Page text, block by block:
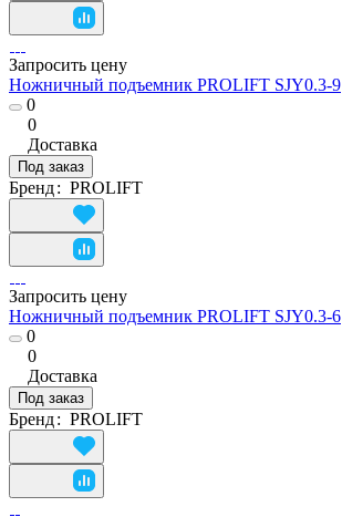
Запросить цену
Ножничный подъемник PROLIFT SJY0.3-9
0
0
Доставка
Под заказ
Бренд: PROLIFT
Запросить цену
Ножничный подъемник PROLIFT SJY0.3-6
0
0
Доставка
Под заказ
Бренд: PROLIFT